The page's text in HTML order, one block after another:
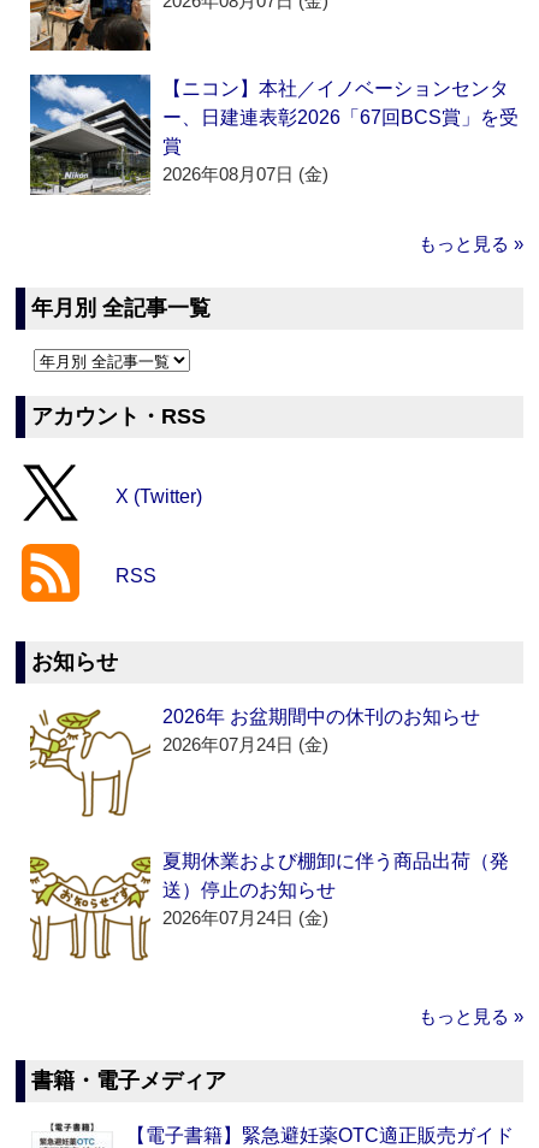
【ニコン】本社／イノベーションセンタ
ー、日建連表彰2026「67回BCS賞」を受
賞
2026年08月07日 (金)
もっと見る »
年月別 全記事一覧
アカウント・RSS
X (Twitter)
RSS
お知らせ
2026年 お盆期間中の休刊のお知らせ
2026年07月24日 (金)
夏期休業および棚卸に伴う商品出荷（発
送）停止のお知らせ
2026年07月24日 (金)
もっと見る »
書籍・電子メディア
【電子書籍】緊急避妊薬OTC適正販売ガイド